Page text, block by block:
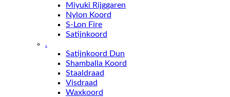
Miyuki Rijggaren
Nylon Koord
S-Lon Fire
Satijnkoord
.
Satijnkoord Dun
Shamballa Koord
Staaldraad
Visdraad
Waxkoord